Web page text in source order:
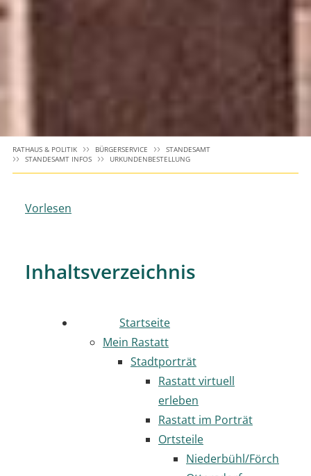
RATHAUS & POLITIK BÜRGERSERVICE
STANDESAMT
STANDESAMT INFOS
URKUNDENBESTELLUNG
Vorlesen
Inhaltsverzeichnis
Startseite
Mein Rastatt
Stadtporträt
Rastatt virtuell
erleben
Rastatt im Porträt
Ortsteile
Niederbühl/Förch